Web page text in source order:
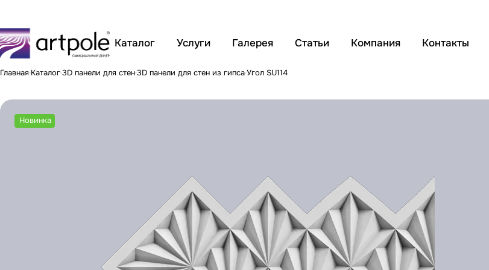
Каталог Услуги Галерея Статьи Компания Контакты
Главная Каталог3D панели для стен3D панели для стен из гипсаУгол SU114
Новинка